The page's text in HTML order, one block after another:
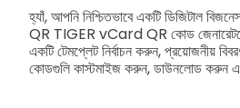
হ্যাঁ, আপনি নিশ্চিতভাবে একটি ডিজিটাল
QR TIGER vCard QR কোড
একটি টেমপ্লেট নির্বাচন করুন, প্রয়োজনীয়
কোডগুলি কাস্টমাইজ করুন, ডাউনলোড করুন